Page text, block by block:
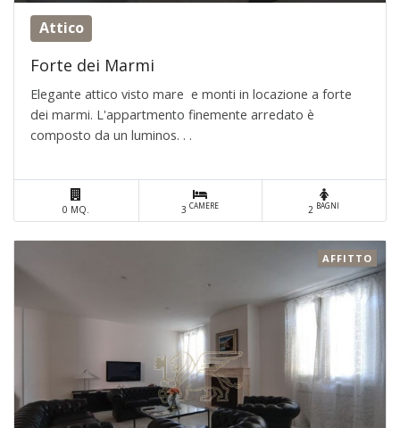
Attico
Forte dei Marmi
Elegante attico visto mare e monti in locazione a forte
dei marmi. L'appartmento finemente arredato è
composto da un luminos. . .
0 MQ. 3CAMERE 2 BAGNI
AFFITTO